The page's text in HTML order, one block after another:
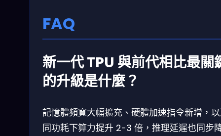
FAQ
新一代 TPU 與前代相比最關
的升級是什麼？
記憶體頻寬大幅擴充、硬體加速指令新增，
同功耗下算力提升 2-3 倍，推理延遲也同步